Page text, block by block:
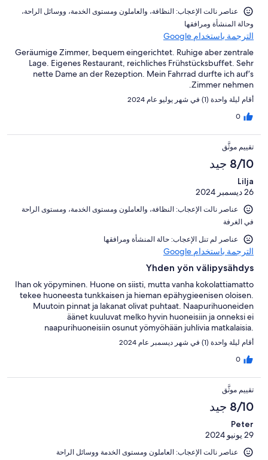
عناصر نالت الإعجاب: ⁦النظافة⁩، و⁦العاملون ومستوى الخدمة⁩، و⁦وسائل الراحة⁩،
و⁦حالة المنشأة ومرافقها⁩
الترجمة باستخدام Google
Geräumige Zimmer, bequem eingerichtet. Ruhige aber zentrale
Lage. Eigenes Restaurant, reichliches Frühstücksbuffet. Sehr
nette Dame an der Rezeption. Mein Fahrrad durfte ich auf‘s
Zimmer nehmen.
أقام ليلة واحدة (1) في شهر يوليو عام 2024
0
تقييم موثَّق
8/10 جيد
Lilja
26 ديسمبر 2024
عناصر نالت الإعجاب: ⁦النظافة⁩، و⁦العاملون ومستوى الخدمة⁩، و⁦مستوى الراحة
في الغرفة⁩
عناصر لم تنل الإعجاب: حالة المنشأة ومرافقها
الترجمة باستخدام Google
Yhden yön välipysähdys
Ihan ok yöpyminen. Huone on siisti, mutta vanha kokolattiamatto
tekee huoneesta tunkkaisen ja hieman epähygieenisen oloisen.
Muutoin pinnat ja lakanat olivat puhtaat. Naapurihuoneiden
äänet kuuluvat melko hyvin huoneisiin ja onneksi ei
naapurihuoneisiin osunut yömyöhään juhlivia matkalaisia.
Aamupala oli maistuva. Hieman päivitystä yleisilmeeseen olisi
paikallaan!
أقام ليلة واحدة (1) في شهر ديسمبر عام 2024
0
تقييم موثَّق
8/10 جيد
Peter
29 يونيو 2024
عناصر نالت الإعجاب: ⁦العاملون ومستوى الخدمة⁩ و⁦وسائل الراحة⁩